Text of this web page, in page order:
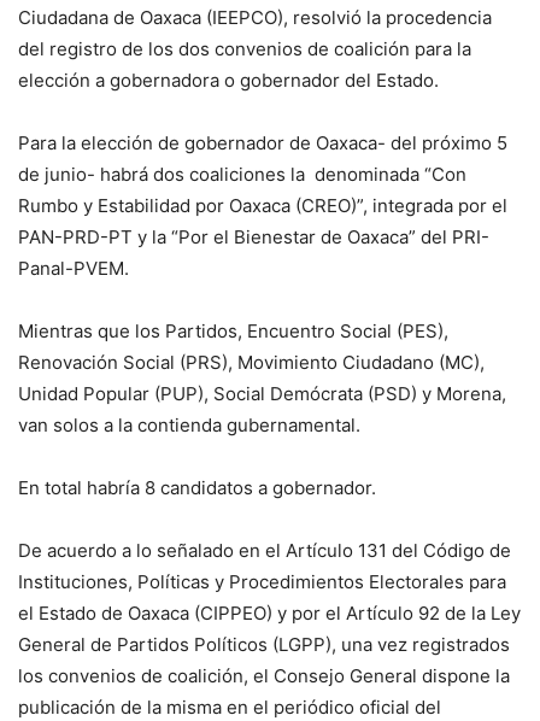
Ciudadana de Oaxaca (IEEPCO), resolvió la procedencia
del registro de los dos convenios de coalición para la
elección a gobernadora o gobernador del Estado.
Para la elección de gobernador de Oaxaca- del próximo 5
de junio- habrá dos coaliciones la denominada “Con
Rumbo y Estabilidad por Oaxaca (CREO)”, integrada por el
PAN-PRD-PT y la “Por el Bienestar de Oaxaca” del PRI-
Panal-PVEM.
Mientras que los Partidos, Encuentro Social (PES),
Renovación Social (PRS), Movimiento Ciudadano (MC),
Unidad Popular (PUP), Social Demócrata (PSD) y Morena,
van solos a la contienda gubernamental.
En total habría 8 candidatos a gobernador.
De acuerdo a lo señalado en el Artículo 131 del Código de
Instituciones, Políticas y Procedimientos Electorales para
el Estado de Oaxaca (CIPPEO) y por el Artículo 92 de la Ley
General de Partidos Políticos (LGPP), una vez registrados
los convenios de coalición, el Consejo General dispone la
publicación de la misma en el periódico oficial del